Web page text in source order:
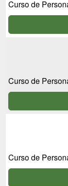
Curso de
Curso de
Curso de